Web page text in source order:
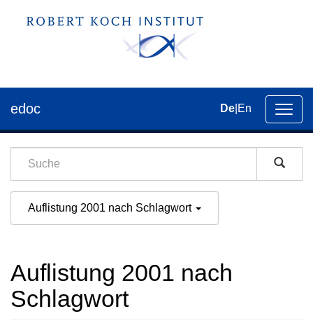
der
edoc De En
Auflistung 2001 nach Schlagwort
Auflistung 2001 nach
Schlagwort